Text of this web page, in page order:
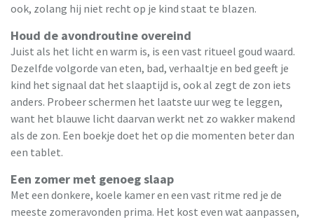
ook, zolang hij niet recht op je kind staat te blazen.
Houd de avondroutine overeind
Juist als het licht en warm is, is een vast ritueel goud waard.
Dezelfde volgorde van eten, bad, verhaaltje en bed geeft je
kind het signaal dat het slaaptijd is, ook al zegt de zon iets
anders. Probeer schermen het laatste uur weg te leggen,
want het blauwe licht daarvan werkt net zo wakker makend
als de zon. Een boekje doet het op die momenten beter dan
een tablet.
Een zomer met genoeg slaap
Met een donkere, koele kamer en een vast ritme red je de
meeste zomeravonden prima. Het kost even wat aanpassen,